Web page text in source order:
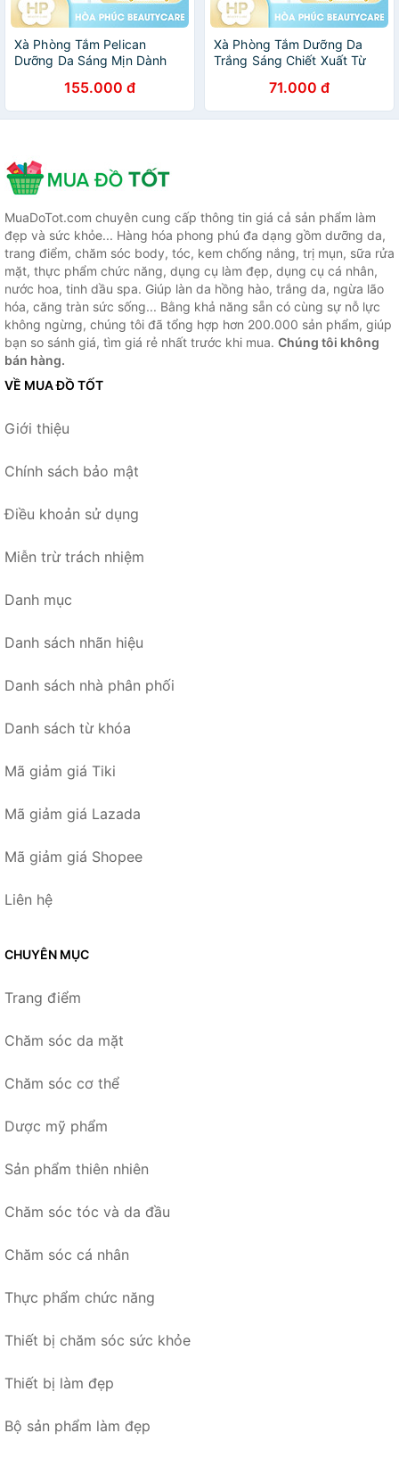
Xà Phòng Tắm Pelican
Dưỡng Da Sáng Mịn Dành
Pelican Deitanseki Body
Scrub Soap Bar 100G
155.000 đ
Xà Phòng Tắm Dưỡng Da
Trắng Sáng Chiết Xuất Từ
Berry Soap Strawberrry Milk
(80 G)
71.000 đ
MuaDoTot.com chuyên cung cấp thông tin giá cả sản phẩm làm
đẹp và sức khỏe... Hàng hóa phong phú đa dạng gồm dưỡng da,
trang điểm, chăm sóc body, tóc, kem chống nắng, trị mụn, sữa rửa
mặt, thực phẩm chức năng, dụng cụ làm đẹp, dụng cụ cá nhân,
nước hoa, tinh dầu spa. Giúp làn da hồng hào, trắng da, ngừa lão
hóa, căng tràn sức sống... Bằng khả năng sẵn có cùng sự nỗ lực
không ngừng, chúng tôi đã tổng hợp hơn 200.000 sản phẩm, giúp
bạn so sánh giá, tìm giá rẻ nhất trước khi mua. Chúng tôi không
bán hàng.
VỀ MUA ĐỒ TỐT
Giới thiệu
Chính sách bảo mật
Điều khoản sử dụng
Miễn trừ trách nhiệm
Danh mục
Danh sách nhãn hiệu
Danh sách nhà phân phối
Danh sách từ khóa
Mã giảm giá Tiki
Mã giảm giá Lazada
Mã giảm giá Shopee
Liên hệ
CHUYÊN MỤC
Trang điểm
Chăm sóc da mặt
Chăm sóc cơ thể
Dược mỹ phẩm
Sản phẩm thiên nhiên
Chăm sóc tóc và da đầu
Chăm sóc cá nhân
Thực phẩm chức năng
Thiết bị chăm sóc sức khỏe
Thiết bị làm đẹp
Bộ sản phẩm làm đẹp